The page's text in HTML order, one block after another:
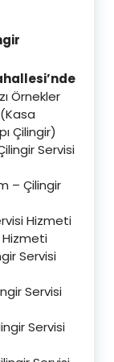
Örnekler
Çilingir)
Servisi
– Çilingir
Hizmeti
Hizmeti
Servisi
Servisi
Servisi